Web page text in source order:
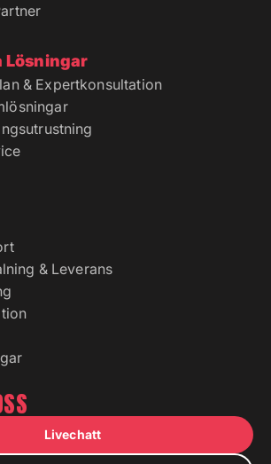
Lösningar
& Expertkonsultation
& Leverans
Livechatt